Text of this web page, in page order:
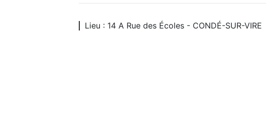
Lieu : 14 A Rue des Écoles - CONDÉ-SUR-VIRE